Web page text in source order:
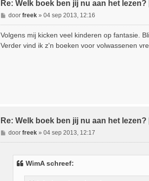
Re: Welk boek ben jij nu aan het lezen?
B
e
c
door freek» 04 sep 2013, 12:16
Volgens mij kicken veel kinderen op fantasie.
Verder vind ik z'n boeken voor volwassenen
Re: Welk boek ben jij nu aan het lezen?
B
e
door freek» 04 sep 2013, 12:17
WimA schreef: